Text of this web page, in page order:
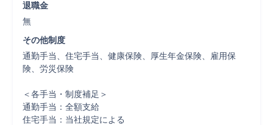
退職金
無
その他制度
通勤手当、住宅手当、健康保険、厚生年金保険、雇用保
険、労災保険
＜各手当・制度補足＞
通勤手当：全額支給
住宅手当：当社規定による